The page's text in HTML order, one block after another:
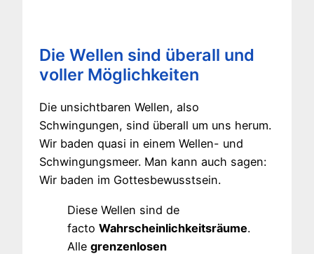
Die Wellen sind überall und
voller Möglichkeiten
Die unsichtbaren Wellen, also
Schwingungen, sind überall um uns herum.
Wir baden quasi in einem Wellen- und
Schwingungsmeer. Man kann auch sagen:
Wir baden im Gottesbewusstsein.
Diese Wellen sind de
facto Wahrscheinlichkeitsräume.
Alle grenzenlosen